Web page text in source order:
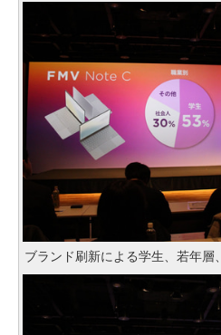
ブランド刷新による学生、若年層